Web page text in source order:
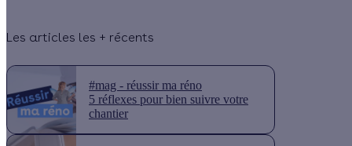
Les articles les + récents
#mag - réussir ma réno
5 réflexes pour bien suivre votre
chantier